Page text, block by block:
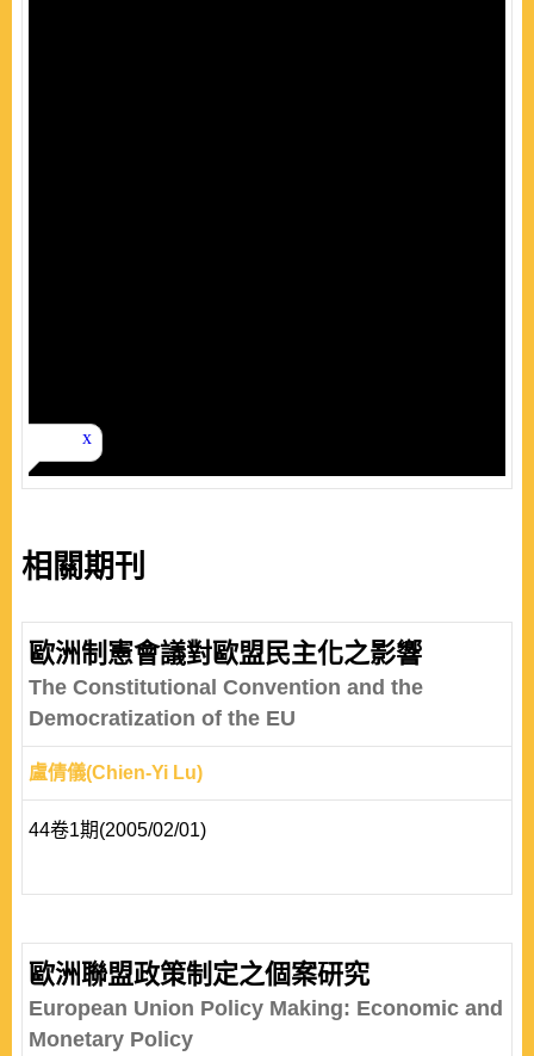
相關期刊
歐洲制憲會議對歐盟民主化之影響
The Constitutional Convention and the
Democratization of the EU
盧倩儀(Chien-Yi Lu)
44卷1期(2005/02/01)
歐洲聯盟政策制定之個案研究
European Union Policy Making: Economic and
Monetary Policy